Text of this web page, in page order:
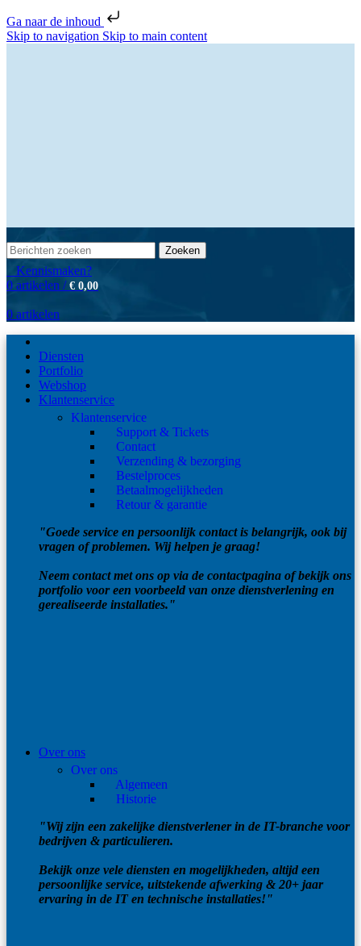
Ga naar de inhoud
Skip to navigation Skip to main content
Zoeken
Kennismaken?
0 artikelen / € 0,00
0 artikelen
Diensten
Portfolio
Webshop
Klantenservice
Klantenservice
Support & Tickets
Contact
Verzending & bezorging
Bestelproces
Betaalmogelijkheden
Retour & garantie
"Goede service en persoonlijk contact is belangrijk, ook bij
vragen of problemen. Wij helpen je graag!
Neem contact met ons op via de contactpagina of bekijk ons
portfolio voor een voorbeeld van onze dienstverlening en
gerealiseerde installaties."
Over ons
Over ons
Algemeen
Historie
"Wij zijn een zakelijke dienstverlener in de IT-branche voor
bedrijven & particulieren.
Bekijk onze vele diensten en mogelijkheden, altijd een
persoonlijke service, uitstekende afwerking & 20+ jaar
ervaring in de IT en technische installaties!"